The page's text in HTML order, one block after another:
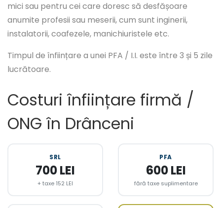
mici sau pentru cei care doresc să desfășoare
anumite profesii sau meserii, cum sunt inginerii,
instalatorii, coafezele, manichiuristele etc.
Timpul de înființare a unei PFA / I.I. este între 3 și 5 zile
lucrătoare.
Costuri înființare firmă /
ONG în Drânceni
SRL
700 LEI
+ taxe 152 LEI
PFA
600 LEI
fără taxe suplimentare